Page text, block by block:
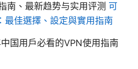
南、最新趋势与实用评测 可
最佳選擇、設定與實用指南
国用户必看的VPN使用指南